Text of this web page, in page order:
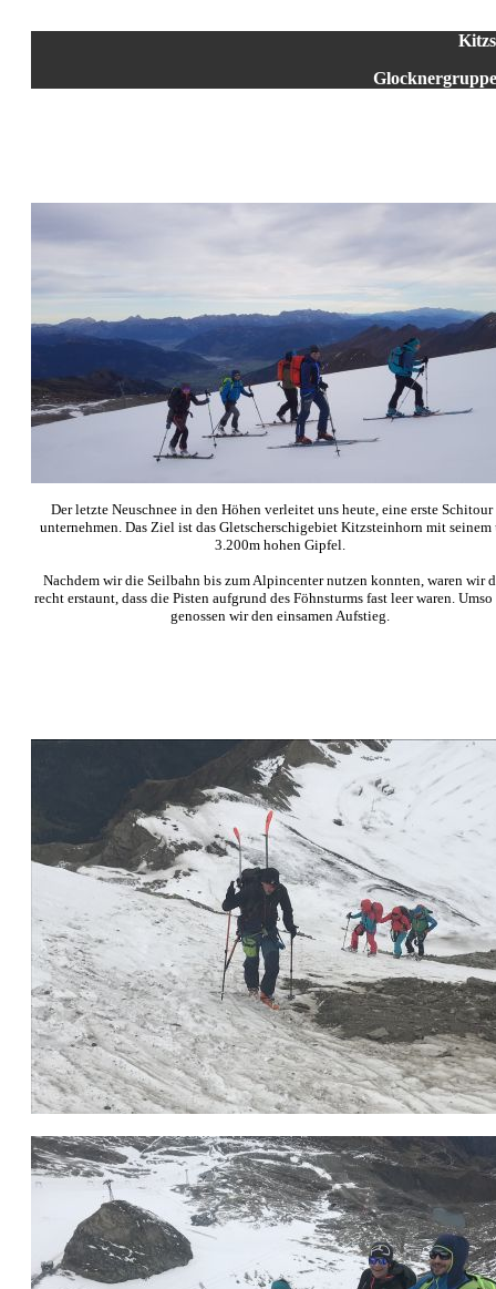
Der letzte Neuschnee in den Höhen verleitet uns heute, eine erste Schitour
unternehmen. Das Ziel ist das Gletscherschigebiet Kitzsteinhorn mit seinem
3.200m hohen Gipfel.
Nachdem wir die Seilbahn bis zum Alpincenter nutzen konnten, waren wir
recht erstaunt, dass die Pisten aufgrund des Föhnsturms fast leer waren. Umso
genossen wir den einsamen Aufstieg.